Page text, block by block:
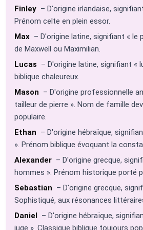
Finley – D'origine irlandaise,
Prénom celte en plein essor.
Max – D'origine latine, signifiant « le
de Maxwell ou Maximilian.
Lucas – D'origine latine, signifiant «
biblique chaleureux.
Mason – D'origine professionnelle
tailleur de pierre ». Nom de famille
populaire.
Ethan – D'origine hébraïque,
». Prénom biblique évoquant la
Alexander – D'origine grecque,
hommes ». Prénom historique porté
Sebastian – D'origine grecque,
Sophistiqué, aux résonances
Daniel – D'origine hébraïque,
juge ». Classique biblique toujours